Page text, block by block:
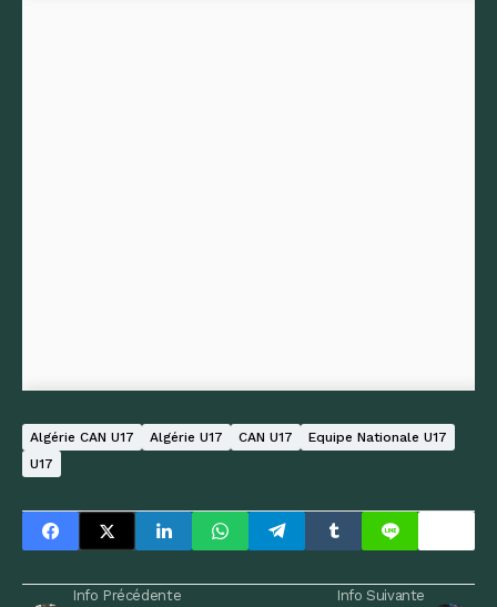
Algérie CAN U17 Algérie U17 CAN U17
Equipe Nationale U17
U17
Info Précédente Info Suivante